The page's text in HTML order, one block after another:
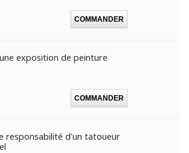
COMMANDER
exposition de peinture
COMMANDER
responsabilité d'un tatoueur